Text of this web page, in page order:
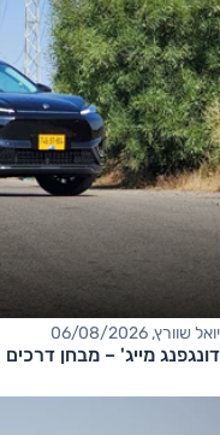
יואל שוורץ, 06/08/2026
דונגפנג מייג' – מבחן דרכים